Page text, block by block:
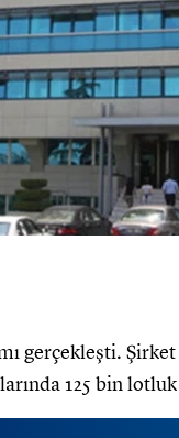
gerçekleşti.
125 bin